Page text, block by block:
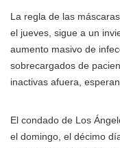
La regla de las
el jueves, sigue a un
aumento masivo de
sobrecargados de
inactivas afuera,
El condado de Los
el domingo, el décimo